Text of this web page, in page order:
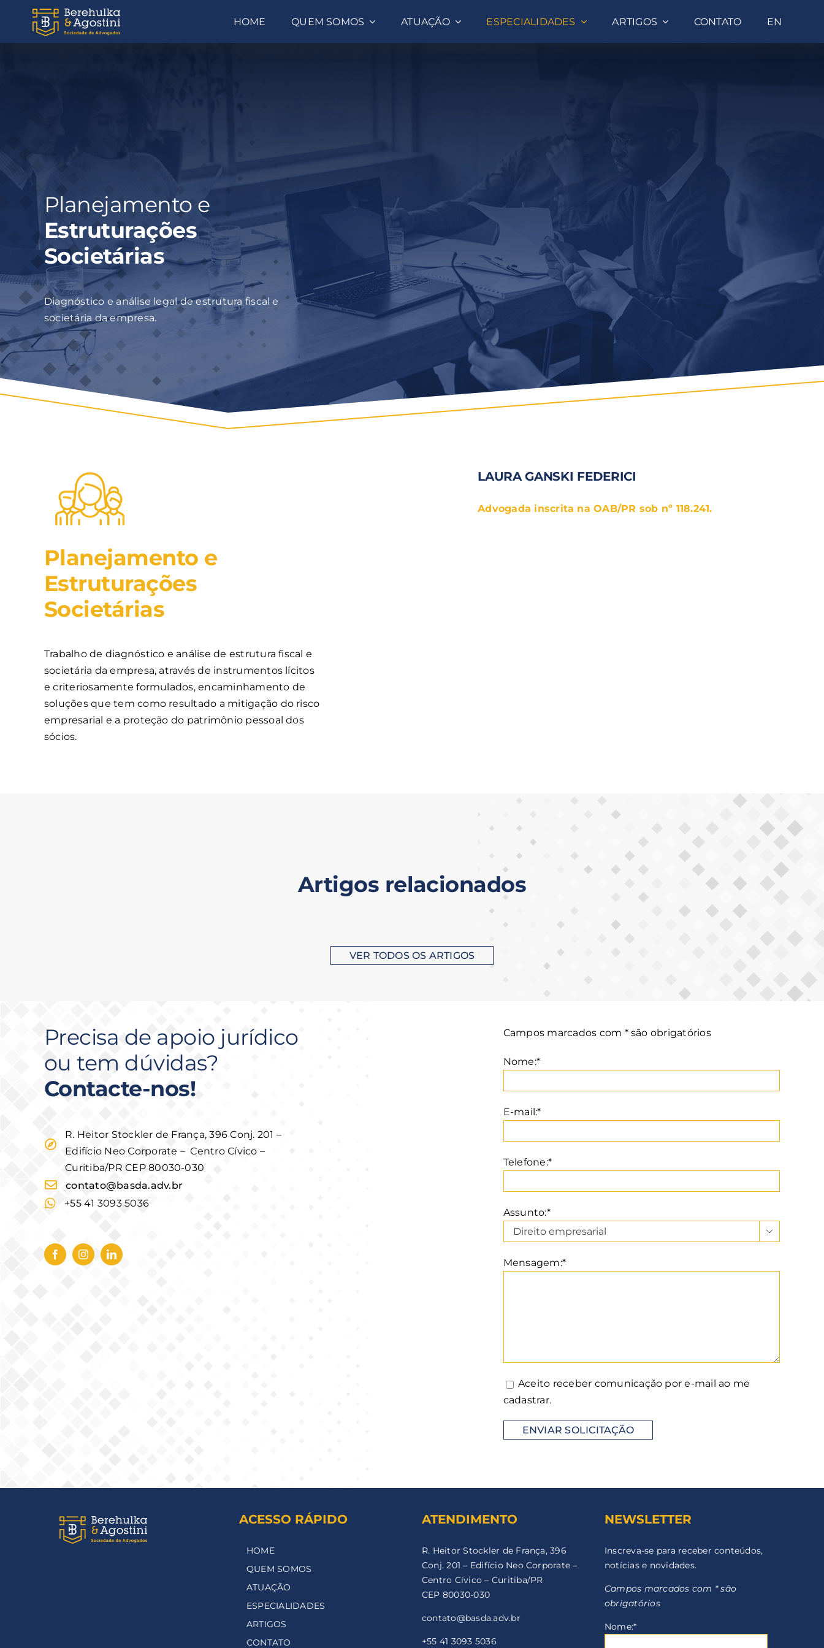
o
HOME QUEM SOMOS ATUAÇÃO ESPECIALIDADES ARTIGOS CONTATO EN
Planejamento e
Estruturações
Societárias
Diagnóstico e análise legal de estrutura fiscal e
societária da empresa.
Planejamento e
Estruturações
Societárias
Trabalho de diagnóstico e análise de estrutura fiscal e
societária da empresa, através de instrumentos lícitos
e criteriosamente formulados, encaminhamento de
soluções que tem como resultado a mitigação do risco
empresarial e a proteção do patrimônio pessoal dos
sócios.
LAURA GANSKI FEDERICI
Advogada inscrita na OAB/PR sob nº 118.241.
Artigos relacionados
VER TODOS OS ARTIGOS
Precisa de apoio jurídico
ou tem dúvidas?
Contacte-nos!
R. Heitor Stockler de França, 396 Conj. 201 –
Edifício Neo Corporate – Centro Cívico –
Curitiba/PR CEP 80030-030
contato@basda.adv.br
+55 41 3093 5036
Campos marcados com * são obrigatórios
Nome:*
E-mail:*
Telefone:*
Assunto:*

Mensagem:*
Aceito receber comunicação por e-mail ao me
cadastrar.
ACESSO RÁPIDO
HOME
QUEM SOMOS
ATUAÇÃO
ESPECIALIDADES
ARTIGOS
CONTATO
ATENDIMENTO
R. Heitor Stockler de França, 396
Conj. 201 – Edifício Neo Corporate –
Centro Cívico – Curitiba/PR
CEP 80030-030
contato@basda.adv.br
+55 41 3093 5036
NEWSLETTER
Inscreva-se para receber conteúdos,
notícias e novidades.
Campos marcados com * são
obrigatórios
Nome:*